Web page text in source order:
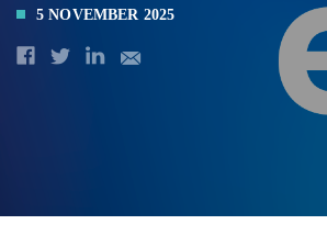
5 NOVEMBER 2025